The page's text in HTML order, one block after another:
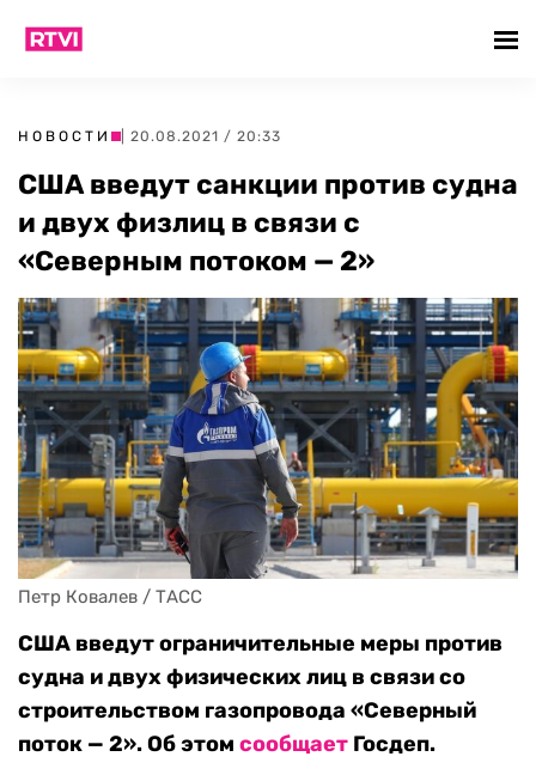
НОВОСТИ | 20.08.2021 / 20:33
США введут санкции против судна
и двух физлиц в связи с
«Северным потоком — 2»
Петр Ковалев / ТАСС
США введут ограничительные меры против
судна и двух физических лиц в связи со
строительством газопровода «Северный
поток — 2». Об этом сообщает Госдеп.